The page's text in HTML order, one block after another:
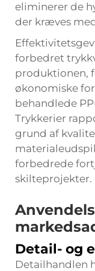
eliminerer de
der kræves
forbedret
produktionen,
økonomiske
behandlede
Trykkerier
grund af
forbedrede
skilteprojekter.
Detail- og
Detailhandlen